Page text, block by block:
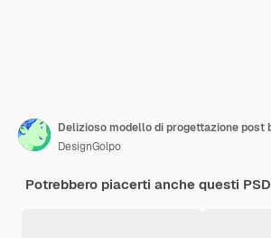
DesignGolpo
Potrebbero piacerti anche questi PSD